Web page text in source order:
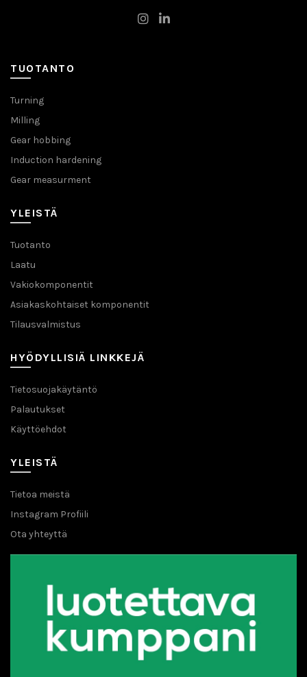
TUOTANTO
Turning
Milling
Gear hobbing
Induction hardening
Gear measurment
YLEISTÄ
Tuotanto
Laatu
Vakiokomponentit
Asiakaskohtaiset komponentit
Tilausvalmistus
HYÖDYLLISIÄ LINKKEJÄ
Tietosuojakäytäntö
Palautukset
Käyttöehdot
YLEISTÄ
Tietoa meistä
Instagram Profiili
Ota yhteyttä